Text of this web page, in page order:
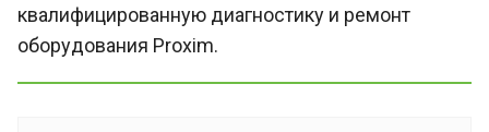
квалифицированную диагностику и ремонт
оборудования Proxim.